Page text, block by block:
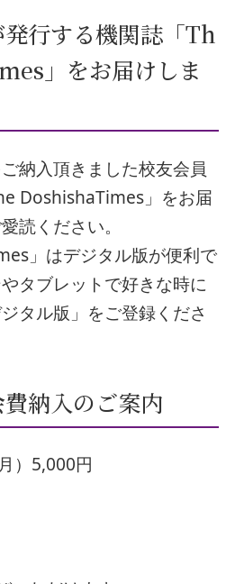
行する機関誌「Th
」をお届けしま
納入頂きました校友会員
DoshishaTimes」をお届
読ください。
」はデジタル版が便利で
タブレットで好きな時に
タル版」をご登録くださ
納入のご案内
）5,000円